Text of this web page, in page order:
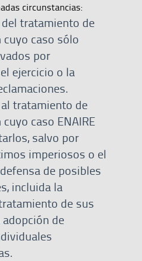
circunstancias:
tratamiento de
cuyo caso sólo
por
ejercicio o la
tratamiento de
caso ENAIRE
salvo por
imperiosos o el
de posibles
incluida la
de sus
de